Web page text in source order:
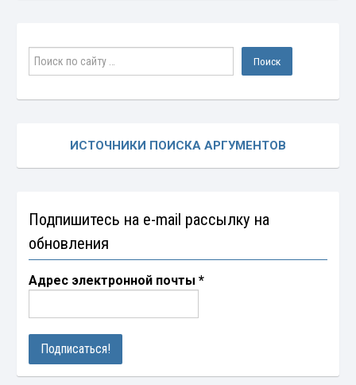
ИСТОЧНИКИ ПОИСКА АРГУМЕНТОВ
Подпишитесь на e-mail рассылку на
обновления
Адрес электронной почты*